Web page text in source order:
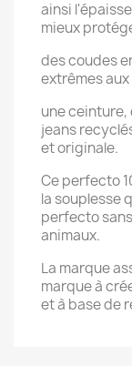
ainsi
mieux
des coudes
extrêmes
une ceinture,
jeans
et originale.
Ce perfecto
la souplesse
perfecto
animaux.
La marque
marque à
et à base de